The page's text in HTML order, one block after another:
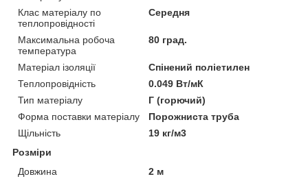
Клас матеріалу по
теплопровідності
Середня
Максимальна робоча
температура
80 град.
Матеріал ізоляції
Спінений поліетилен
Теплопровідність
0.049 Вт/мК
Тип матеріалу
Г (горючий)
Форма поставки матеріалу
Порожниста труба
Щільність
19 кг/м3
Розміри
Довжина
2 м